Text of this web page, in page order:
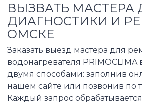
ВЫЗВАТЬ МАСТЕРА
ДИАГНОСТИКИ И
ОМСКЕ
Заказать выезд мастера для
водонагревателя
двумя способами: заполнив
нашем сайте или позвонив по
Каждый запрос